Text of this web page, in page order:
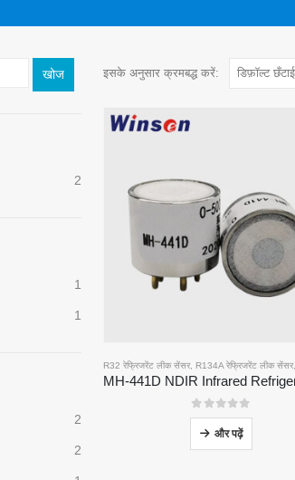
इसके अनुसार क्रमबद्ध करें:
R32 रेफ्रिजरेंट लीक सेंसर, R134A रेफ्रिजरेंट लीक सेंसर,
05 में से
और पढ़ें
खोज
2
1
1
2
2